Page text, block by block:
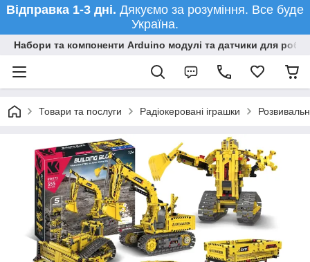
Відправка 1-3 дні. Дякуємо за розуміння. Все буде
Україна.
Набори та компоненти Arduino модулі та датчики для
Товари та послуги Радіокеровані іграшки